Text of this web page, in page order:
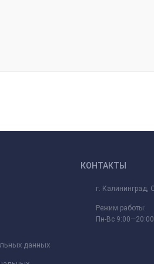
данных
КОНТАКТЫ
г. Калининград,
Режим работы:
Пн-Вс 9:00—20:00